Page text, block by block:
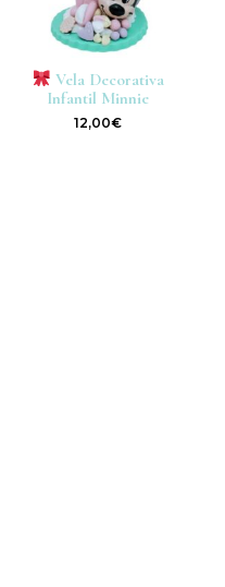
Vela Decorativa
Infantil Minnie
12,00€